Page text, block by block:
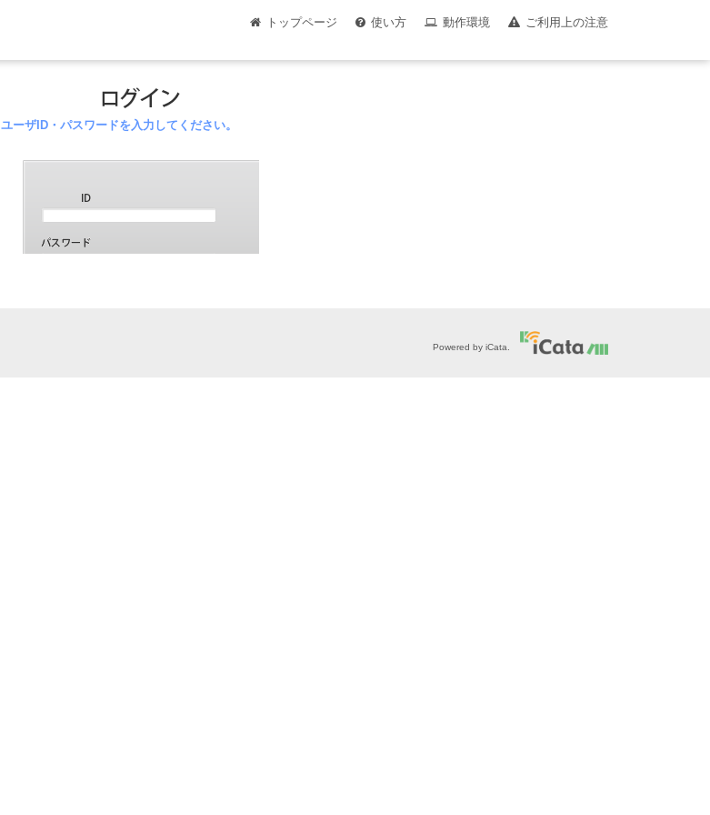
トップページ 使い方 動作環境 ご利用上の注意
ユーザID・パスワードを入力してください。
Powered by iCata.